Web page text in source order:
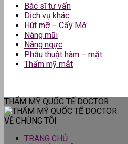
Bác sĩ tư vấn
Dịch vụ khác
Hút mỡ – Cấy Mỡ
Nâng mũi
Nâng ngực
Phẫu thuật hàm – mặt
Thẩm mỹ mắt
THẨM MỸ QUỐC TẾ DOCTOR
VỀ CHÚNG TÔI
TRANG CHỦ